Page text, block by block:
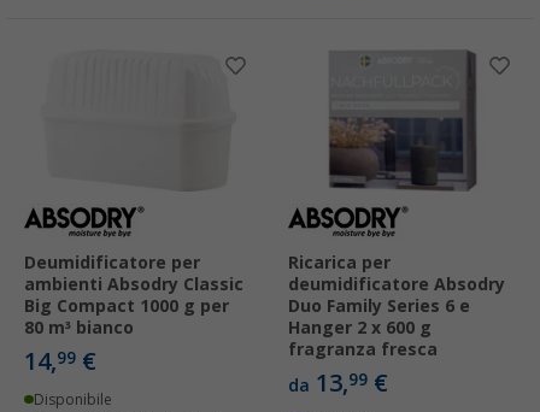
Deumidificatore per
ambienti Absodry Classic
Big Compact 1000 g per
80 m³ bianco
14,99 €
Disponibile
Ricarica per
deumidificatore Absodry
Duo Family Series 6 e
Hanger 2 x 600 g
fragranza fresca
da 13,99 €